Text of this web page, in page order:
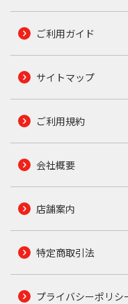
ご利用ガイド
サイトマップ
ご利用規約
会社概要
店舗案内
特定商取引法
プライバシーポリシ